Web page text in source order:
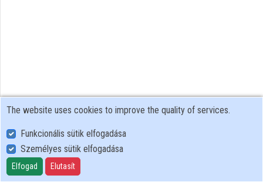
User Policy
Adatkezelési tájékoztató (en)
Cookie Policy
The website uses cookies to improve the quality of services.
Funkcionális sütik elfogadása
Személyes sütik elfogadása
Elfogad Elutasít